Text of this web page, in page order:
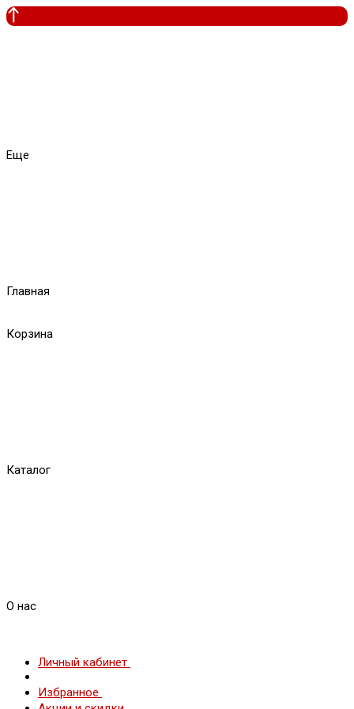
Еще
Главная
Корзина
Каталог
О нас
Личный кабинет
Избранное